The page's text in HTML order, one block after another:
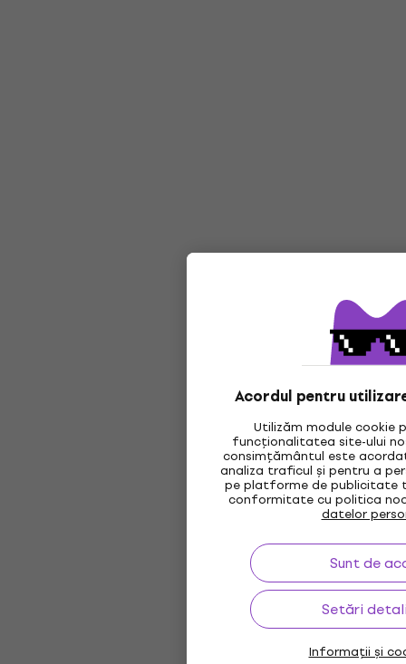
Acordul pentru
Utilizăm module cookie
funcționalitatea site-ului
consimțământul este
analiza traficul și pentru a
pe platforme de publicitate
conformitate cu politica
datelor
Sunt de
Setări
Informații și